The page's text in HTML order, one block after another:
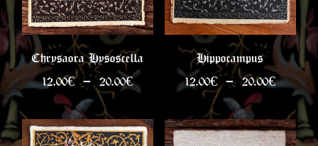
Chrysaora Hysoscella
12.00€ – 20.00€Plage
12.00€
Hippocampus
12.00€ – 20.00€Plage
prix :
12.00€